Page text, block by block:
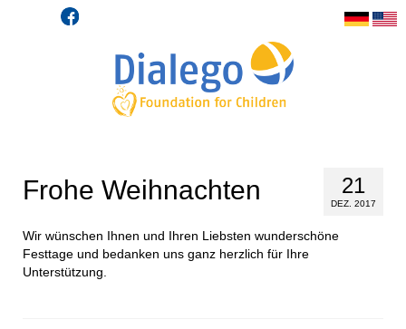
21
DEZ. 2017
Frohe Weihnachten
Wir wünschen Ihnen und Ihren Liebsten wunderschöne
Festtage und bedanken uns ganz herzlich für Ihre
Unterstützung.